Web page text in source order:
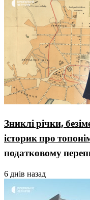
Зниклі річки,
історик про
податковому
6 днів назад